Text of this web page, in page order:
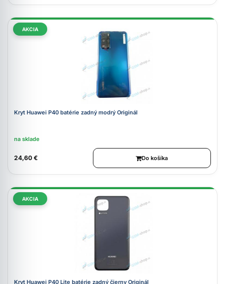
AKCIA
Kryt Huawei P40 batérie zadný modrý Originál
na sklade
24,60 € Do košíka
AKCIA
Kryt Huawei P40 Lite batérie zadný čierny Originál